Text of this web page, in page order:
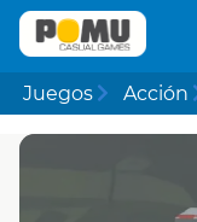
Juegos Acción